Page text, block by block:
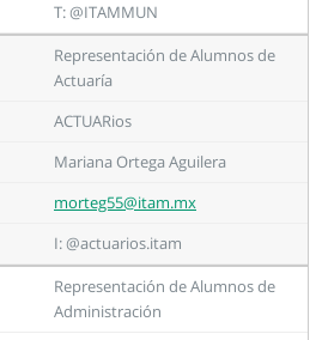
T: @ITAMMUN
Representación de Alumnos de
Actuaría
ACTUARios
Mariana Ortega Aguilera
morteg55@itam.mx
I: @actuarios.itam
Representación de Alumnos de
Administración